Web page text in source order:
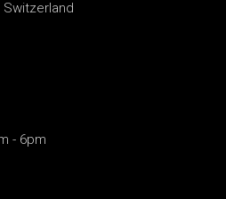
Switzerland
- 6pm